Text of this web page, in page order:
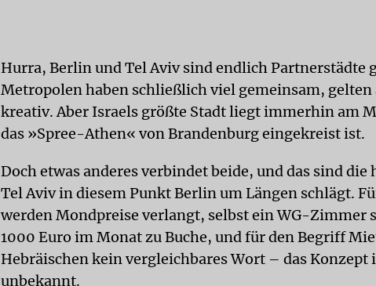
Hurra, Berlin und Tel Aviv sind endlich Partnerstädte
Metropolen haben schließlich viel gemeinsam, gelten
kreativ. Aber Israels größte Stadt liegt immerhin am
das »Spree-Athen« von Brandenburg eingekreist ist.
Doch etwas anderes verbindet beide, und das sind
Tel Aviv in diesem Punkt Berlin um Längen schlägt.
werden Mondpreise verlangt, selbst ein WG-Zimmer
1000 Euro im Monat zu Buche, und für den Begriff
Hebräischen kein vergleichbares Wort – das
unbekannt.